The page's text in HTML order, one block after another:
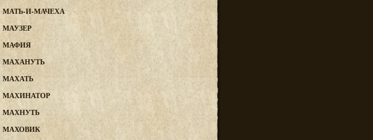
МАТЬ-И-МАЧЕХА
МАУЗЕР
МАФИЯ
МАХАНУТЬ
МАХАТЬ
МАХИНАТОР
МАХНУТЬ
МАХОВИК